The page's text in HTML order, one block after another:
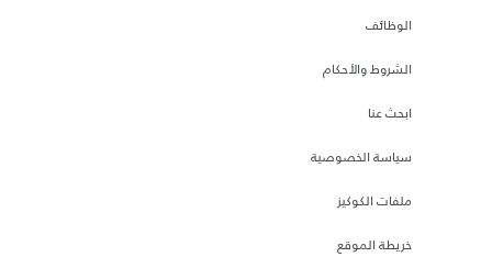
الوظائف
الشروط والأحكام
ابحث عنا
سياسة الخصوصية
ملفات الكوكيز
خريطة الموقع